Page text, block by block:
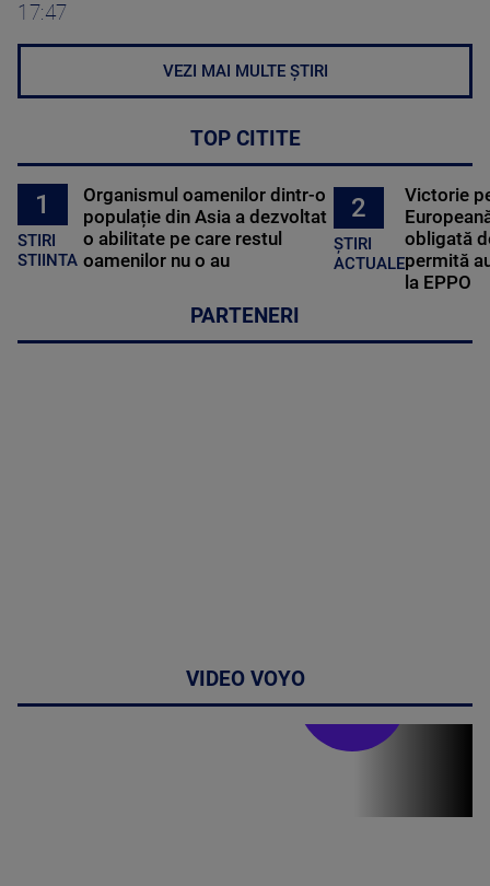
17:47
VEZI MAI MULTE ȘTIRI
TOP CITITE
1
STIRI
STIINTA
Organismul oamenilor dintr-o
populație din Asia a dezvoltat
o abilitate pe care restul
oamenilor nu o au
2
ȘTIRI
ACTUALE
Victorie
obligată
permită
la EPPO
PARTENERI
VIDEO VOYO